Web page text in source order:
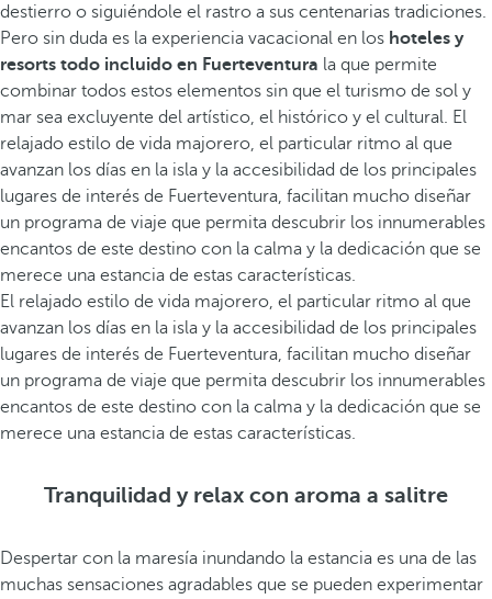
destierro o siguiéndole el rastro a sus centenarias tradiciones.
Pero sin duda es la experiencia vacacional en los hoteles y
resorts todo incluido en Fuerteventura la que permite
combinar todos estos elementos sin que el turismo de sol y
mar sea excluyente del artístico, el histórico y el cultural. El
relajado estilo de vida majorero, el particular ritmo al que
avanzan los días en la isla y la accesibilidad de los principales
lugares de interés de Fuerteventura, facilitan mucho diseñar
un programa de viaje que permita descubrir los innumerables
encantos de este destino con la calma y la dedicación que se
merece una estancia de estas características.
El relajado estilo de vida majorero, el particular ritmo al que
avanzan los días en la isla y la accesibilidad de los principales
lugares de interés de Fuerteventura, facilitan mucho diseñar
un programa de viaje que permita descubrir los innumerables
encantos de este destino con la calma y la dedicación que se
merece una estancia de estas características.
Tranquilidad y relax con aroma a salitre
Despertar con la maresía inundando la estancia es una de las
muchas sensaciones agradables que se pueden experimentar